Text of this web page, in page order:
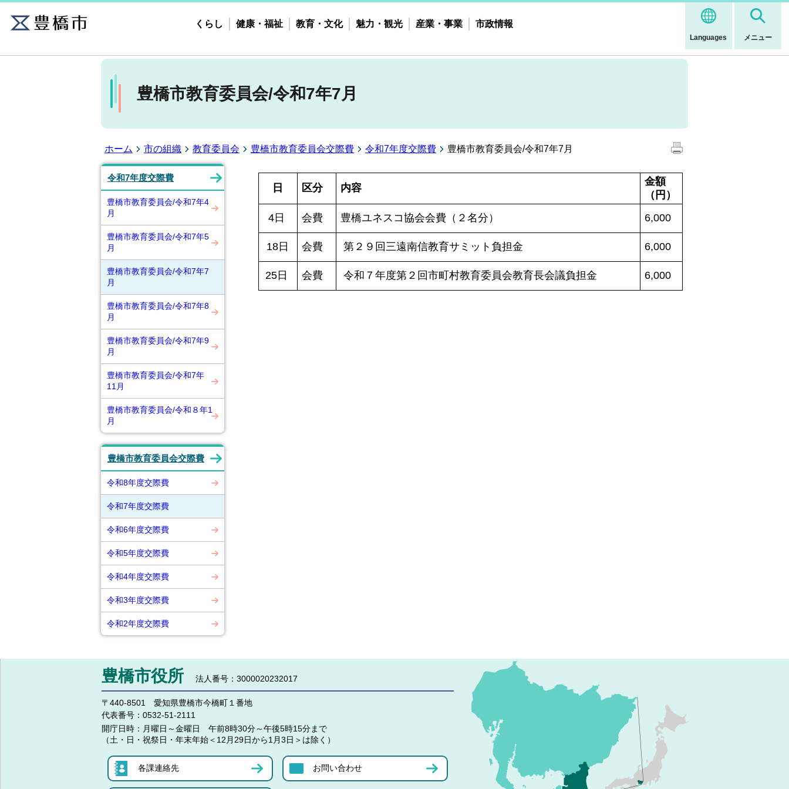
Languages メニュー
くらし 健康・福祉 教育・文化 魅力・観光 産業・事業 市政情報
豊橋市教育委員会/令和7年7月
ホーム 市の組織 教育委員会 豊橋市教育委員会交際費 令和7年度交際費 豊橋市教育委員会/令和7年7月
令和7年度交際費
豊橋市教育委員会/令和7年4
月
豊橋市教育委員会/令和7年5
月
豊橋市教育委員会/令和7年7
月
豊橋市教育委員会/令和7年8
月
豊橋市教育委員会/令和7年9
月
豊橋市教育委員会/令和7年
11月
豊橋市教育委員会/令和８年1
月
豊橋市教育委員会交際費
令和8年度交際費
令和7年度交際費
令和6年度交際費
令和5年度交際費
令和4年度交際費
令和3年度交際費
令和2年度交際費
日 区分 内容
金額
（円）
4日
会費 豊橋ユネスコ協会会費（２名分） 6,000
18日 会費 第２９回三遠南信教育サミット負担金 6,000
25日 会費 令和７年度第２回市町村教育委員会教育長会議負担金 6,000
豊橋市役所 法人番号：3000020232017
〒440-8501 愛知県豊橋市今橋町１番地
代表番号： 0532-51-2111
開庁日時： 月曜日～金曜日 午前8時30分～午後5時15分まで
（土・日・祝祭日・年末年始＜12月29日から1月3日＞は除く）
各課連絡先 お問い合わせ